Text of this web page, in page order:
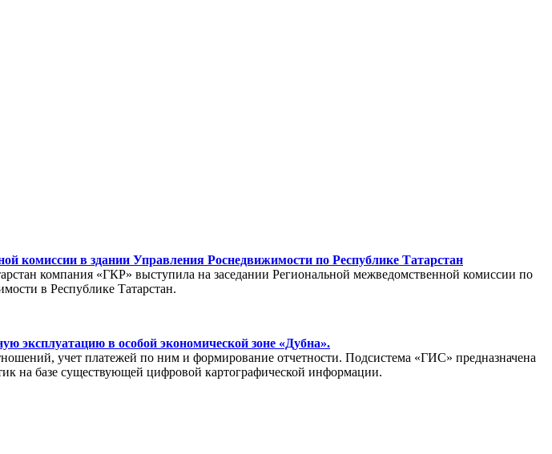
комиссии в здании Управления Роснедвижимости по Республике Татарстан
компания «ГКР» выступила на заседании Региональной межведомственной комиссии по
в Республике Татарстан.
эксплуатацию в особой экономической зоне «Дубна».
учет платежей по ним и формирование отчетности. Подсистема «ГИС» предназначена
на базе существующей цифровой картографической информации.